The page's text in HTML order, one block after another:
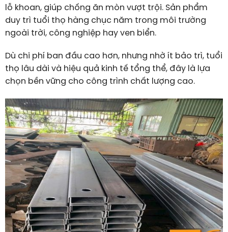
lỗ khoan, giúp chống ăn mòn vượt trội. Sản phẩm
duy trì tuổi thọ hàng chục năm trong môi trường
ngoài trời, công nghiệp hay ven biển.
Dù chi phí ban đầu cao hơn, nhưng nhờ ít bảo trì, tuổi
thọ lâu dài và hiệu quả kinh tế tổng thể, đây là lựa
chọn bền vững cho công trình chất lượng cao.